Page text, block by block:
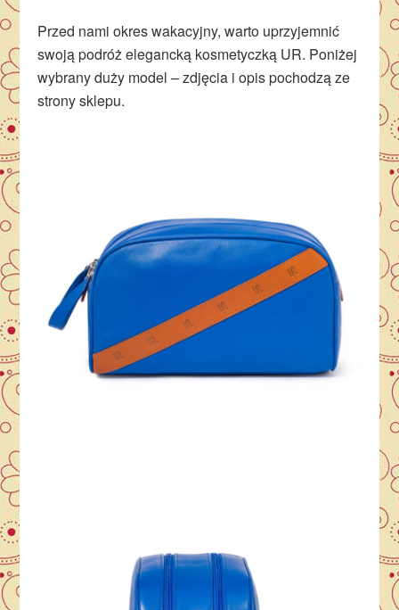
Przed nami okres wakacyjny, warto uprzyjemnić
swoją podróż elegancką kosmetyczką UR. Poniżej
wybrany duży model – zdjęcia i opis pochodzą ze
strony sklepu.